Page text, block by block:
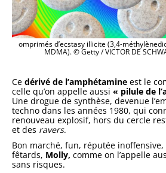
omprimés d’ecstasy illicite (3,4-
MDMA). © Getty / VICTOR DE
Ce dérivé de l’amphétamine est le
celle qu’on appelle aussi « pilule de
Une drogue de synthèse, devenue
techno dans les années 1980, qui
renouveau explosif, hors du cercle
et des ravers.
Bon marché, fun, réputée
fêtards, Molly, comme on l’appelle
sans risques.